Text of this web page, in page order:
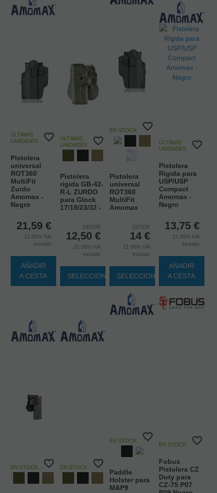
ÚLTIMAS
UNIDADES
Pistolera
universal
ROT360
MultiFit
Zurdo
Amomax -
Negro
21,59 €
21.00% IVA
incluido
AÑADIR
A CESTA
ÚLTIMAS
UNIDADES
Pistolera
rigida GB-42-
R-L ZURDO
para Glock
17/19/23/32 -
DESDE
12,50 €
21.00% IVA
incluido
SELECCIONAR
EN STOCK
Pistolera
universal
ROT360
MultiFit
Amomax
DESDE
14 €
21.00% IVA
incluido
SELECCIONAR
ÚLTIMAS
UNIDADES
Pistolera
Rigida para
USP/USP
Compact
Amomax -
Negro
13,75 €
21.00% IVA
incluido
AÑADIR
A CESTA
EN STOCK EN STOCK
EN STOCK
Paddle
Holster para
M&P9
EN STOCK
Fobus
Pistolera CZ
Duty para
CZ-75 P07